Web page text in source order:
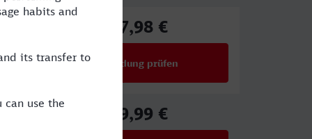
77,98 €
Verbindung prüfen
49,99 €